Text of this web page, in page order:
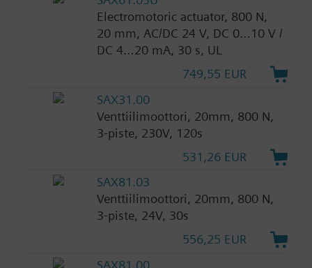
Electromotoric actuator, 800 N,
20 mm, AC/DC 24 V, DC 0…10 V /
DC 4…20 mA, 30 s, UL
749,55 EUR
SAX31.00
Venttiilimoottori, 20mm, 800 N,
3-piste, 230V, 120s
531,26 EUR
SAX81.03
Venttiilimoottori, 20mm, 800 N,
3-piste, 24V, 30s
556,25 EUR
SAX81.00